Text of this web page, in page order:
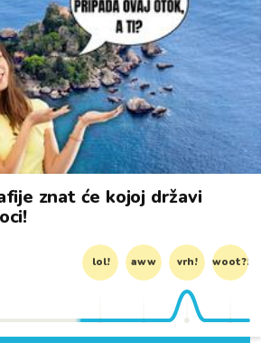
znat će kojoj državi
lol! aww vrh! woot?!